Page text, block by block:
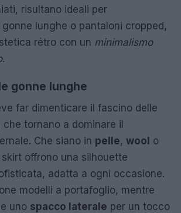
risultano ideali per
lunghe o pantaloni cropped,
rétro con un minimalismo
.
gonne lunghe
far dimenticare il fascino delle
che tornano a dominare il
Che siano in pelle, wool o
skirt offrono una silhouette
adatta a ogni occasione.
modelli a portafoglio, mentre
uno spacco laterale per un tocco